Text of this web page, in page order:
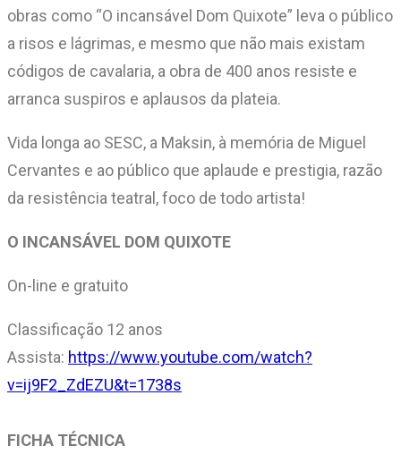
obras como “O incansável Dom Quixote” leva o público
a risos e lágrimas, e mesmo que não mais existam
códigos de cavalaria, a obra de 400 anos resiste e
arranca suspiros e aplausos da plateia.
Vida longa ao SESC, a Maksin, à memória de Miguel
Cervantes e ao público que aplaude e prestigia, razão
da resistência teatral, foco de todo artista!
O INCANSÁVEL DOM QUIXOTE
On-line e gratuito
Classificação 12 anos
Assista: https://www.youtube.com/watch?
v=ij9F2_ZdEZU&t=1738s
FICHA TÉCNICA